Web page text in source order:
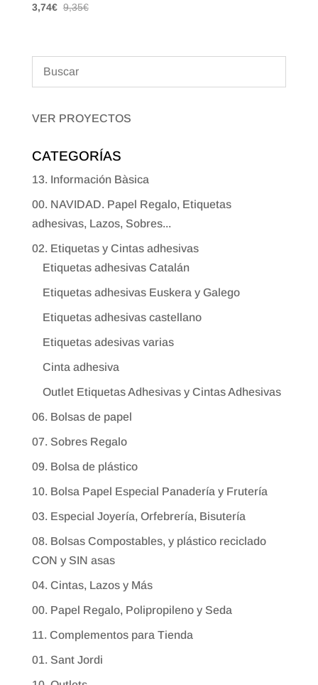
3,74€ 9,35€
VER PROYECTOS
CATEGORÍAS
13. Información Bàsica
00. NAVIDAD. Papel Regalo, Etiquetas
adhesivas, Lazos, Sobres...
02. Etiquetas y Cintas adhesivas
Etiquetas adhesivas Catalán
Etiquetas adhesivas Euskera y Galego
Etiquetas adhesivas castellano
Etiquetas adesivas varias
Cinta adhesiva
Outlet Etiquetas Adhesivas y Cintas Adhesivas
06. Bolsas de papel
07. Sobres Regalo
09. Bolsa de plástico
10. Bolsa Papel Especial Panadería y Frutería
03. Especial Joyería, Orfebrería, Bisutería
08. Bolsas Compostables, y plástico reciclado
CON y SIN asas
04. Cintas, Lazos y Más
00. Papel Regalo, Polipropileno y Seda
11. Complementos para Tienda
01. Sant Jordi